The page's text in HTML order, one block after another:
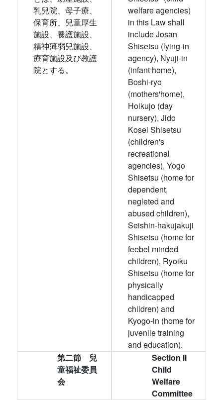
乳兒院、母子療、
保育所、兒童厚生
施設、養護施設、
精神薄弱兒施設、
療育施設及び教護
院とする。
welfare agencies)
in this Law shall
include Josan
Shisetsu (lying-in
agency), Nyuji-in
(infant home),
Boshi-ryo
(mothers'home),
Hoikujo (day
nursery), Jido
Kosei Shisetsu
(children's
recreational
agencies), Yogo
Shisetsu (home for
dependent,
negleted and
abused children),
Seishin-hakujakuji
Shisetsu (home for
feebel minded
children), Ryoiku
Shisetsu (home for
physically
handicapped
children) and
Kyogo-in (home for
juvenile training
and education).
第二節 兒
童福祉委員
会
Section II
Child
Welfare
Committee